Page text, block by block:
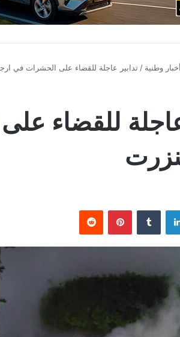
أخبار وطنية / تدابير عاجلة للقضاء على الحشرات في
عاجلة للقضاء
لينكدإن بينتيريست